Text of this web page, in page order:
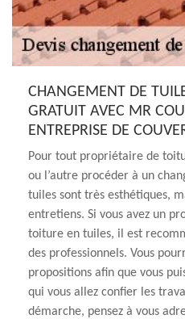
CHANGEMENT DE
GRATUIT AVEC MR
ENTREPRISE DE
Pour tout propriétaire de
ou l’autre procéder à un
tuiles sont très esthétiques,
entretiens. Si vous avez un
toiture en tuiles, il est
des professionnels. Vous
propositions afin que vous
qui vous allez confier les
démarche, pensez à vous